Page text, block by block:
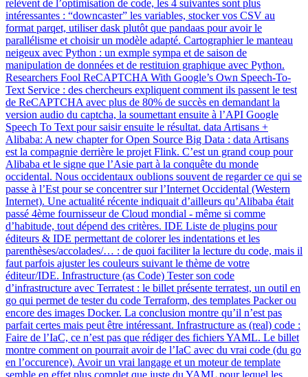
relèvent de l’optimisation de code, les 4 suivantes sont plus
intéressantes : “downcaster” les variables, stocker vos CSV au
format parqet, utiliser dask plutôt que pandaas pour avoir le
parallélisme et choisir un modèle adapté. Cartographier le manteau
neigeux avec Python : un exmple sympa et de saison de
manipulation de données et de restituion graphique avec Python.
Researchers Fool ReCAPTCHA With Google’s Own Speech-To-
Text Service : des chercheurs expliquent comment ils passent le test
de ReCAPTCHA avec plus de 80% de succès en demandant la
version audio du captcha, la soumettant ensuite à l’API Google
Speech To Text pour saisir ensuite le résultat. data Artisans +
Alibaba: A new chapter for Open Source Big Data : data Artisans
est la compagnie derrière le projet Flink. C’est un grand coup pour
Alibaba et le signe que l’Asie part à la conquête du monde
occidental. Nous occidentaux oublions souvent de regarder ce qui se
passe à l’Est pour se concentrer sur l’Internet Occidental (Western
Internet). Une actualité récente indiquait d’ailleurs qu’Alibaba était
passé 4ème fournisseur de Cloud mondial - même si comme
d’habitude, tout dépend des critères. IDE Liste de plugins pour
éditeurs & IDE permettant de colorer les indentations et les
parenthèses/accolades/… : de quoi faciliter la lecture du code, mais il
faut parfois ajuster les couleurs suivant le thème de votre
éditeur/IDE. Infrastructure (as Code) Tester son code
d’infrastructure avec Terratest : le billet présente terratest, un outil en
go qui permet de tester du code Terraform, des templates Packer ou
encore des images Docker. La conclusion montre qu’il n’est pas
parfait certes mais peut être intéressant. Infrastructure as (real) code :
Faire de l’IaC, ce n’est pas que rédiger des fichiers YAML. Le billet
montre comment on pourrait avoir de l’IaC avec du vrai code (du go
en l’occurence). Avoir un vrai langage et un moteur de template